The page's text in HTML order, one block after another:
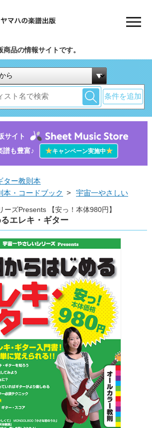
品の情報サイトです。
条件を追加
サイト
譜も豊富♪
★キャンペーン実施中★
ター教則本
本・コードブック > 宇宙一やさしい
ーズPresents 【安っ！本体980円】
エレキ・ギター